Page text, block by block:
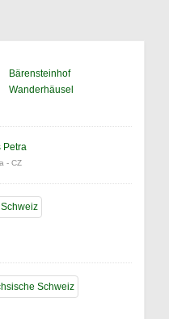
Bärensteinhof
Wanderhäusel
Petra
- CZ